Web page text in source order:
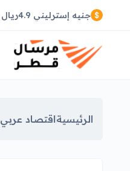
جنيه إسترليني 4.9ريال
الرئيسيةاقتصاد عربي